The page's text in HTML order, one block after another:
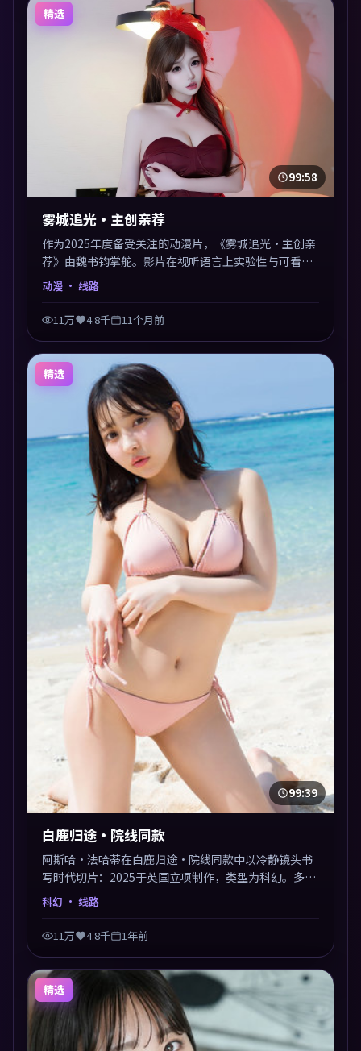
精选
99:58
雾城追光·主创亲荐
作为2025年度备受关注的动漫片，《雾城追光·主创亲
荐》由魏书钧掌舵。影片在视听语言上实验性与可看性
兼顾，人物关系错综复杂，后劲十足。美术与服化还原
年代质感，细节经得起暂停回看。
动漫 · 线路
11万 4.8千 11个月前
精选
99:39
白鹿归途·院线同款
阿斯哈·法哈蒂在白鹿归途·院线同款中以冷静镜头书
写时代切片：2025于英国立项制作，类型为科幻。多线
叙事交汇于终局，真相与救赎并行，适合喜欢细读表演
镜像。
科幻 · 线路
11万 4.8千 1年前
精选